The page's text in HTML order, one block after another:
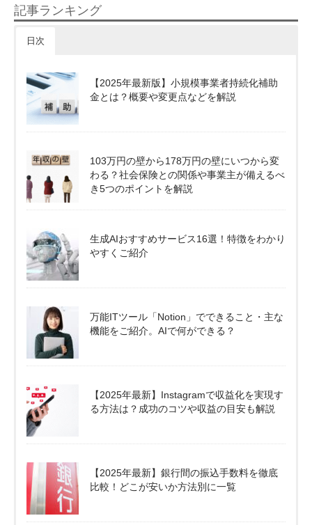
記事ランキング
日次
【2025年最新版】小規模事業者持続化補助
金とは？概要や変更点などを解説
103万円の壁から178万円の壁にいつから変
わる？社会保険との関係や事業主が備えるべ
き5つのポイントを解説
生成AIおすすめサービス16選！特徴をわかり
やすくご紹介
万能ITツール「Notion」でできること・主な
機能をご紹介。AIで何ができる？
【2025年最新】Instagramで収益化を実現す
る方法は？成功のコツや収益の目安も解説
【2025年最新】銀行間の振込手数料を徹底
比較！どこが安いか方法別に一覧